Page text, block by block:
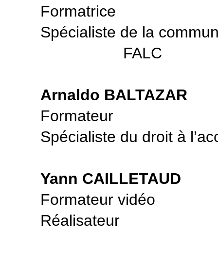
Formatrice
Spécialiste de la
FALC
Arnaldo BALTAZAR
Formateur
Spécialiste du droit à
Yann CAILLETAUD
Formateur vidéo
Réalisateur